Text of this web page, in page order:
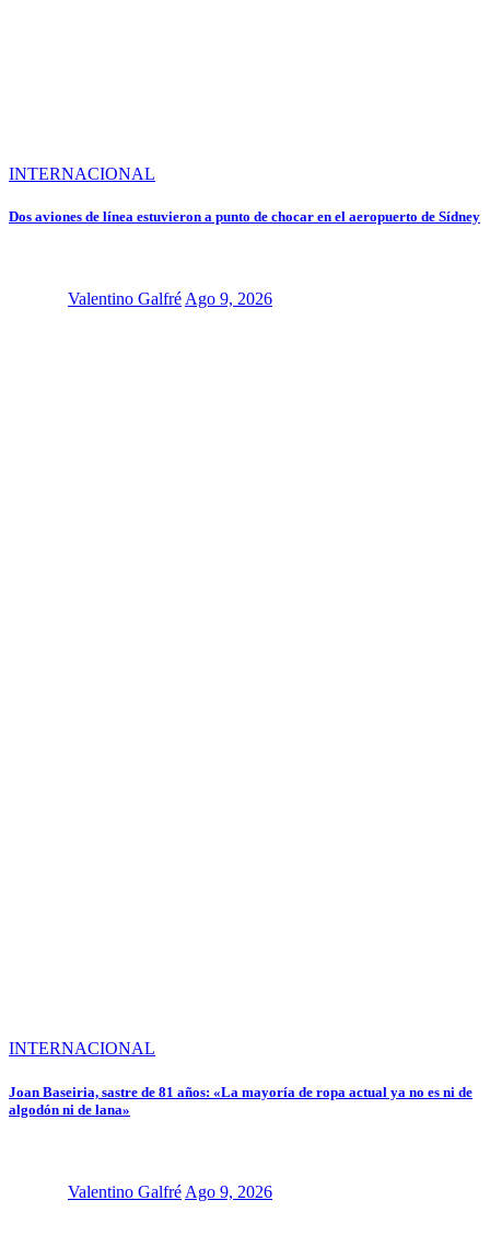
INTERNACIONAL
Dos aviones de línea estuvieron a punto de chocar en el aeropuerto de Sídney
Valentino GalfréAgo 9, 2026
INTERNACIONAL
Joan Baseiria, sastre de 81 años: «La mayoría de ropa actual ya no es ni de
algodón ni de lana»
Valentino Galfré Ago 9, 2026